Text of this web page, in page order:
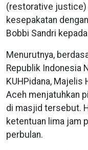
(restorative justice)
kesepakatan
Bobbi Sandri
Menurutnya,
Republik Indonesia
KUHPidana, Majelis
Aceh menjatuhkan
di masjid tersebut.
ketentuan lima jam
perbulan.